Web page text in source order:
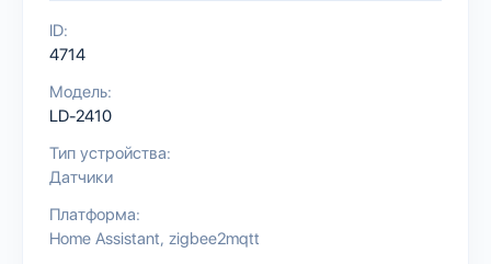
ID:
4714
Модель:
LD-2410
Тип устройства:
Датчики
Платформа:
Home Assistant zigbee2mqtt